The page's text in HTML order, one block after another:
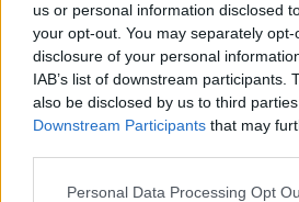
us or personal information disclosed
your opt-out. You may separately
disclosure of your personal
IAB’s list of downstream participants.
also be disclosed by us to third
Downstream Participants that may
Personal Data Processing Opt
CALCIO
Il Legnano chiude la
settimana del raduno